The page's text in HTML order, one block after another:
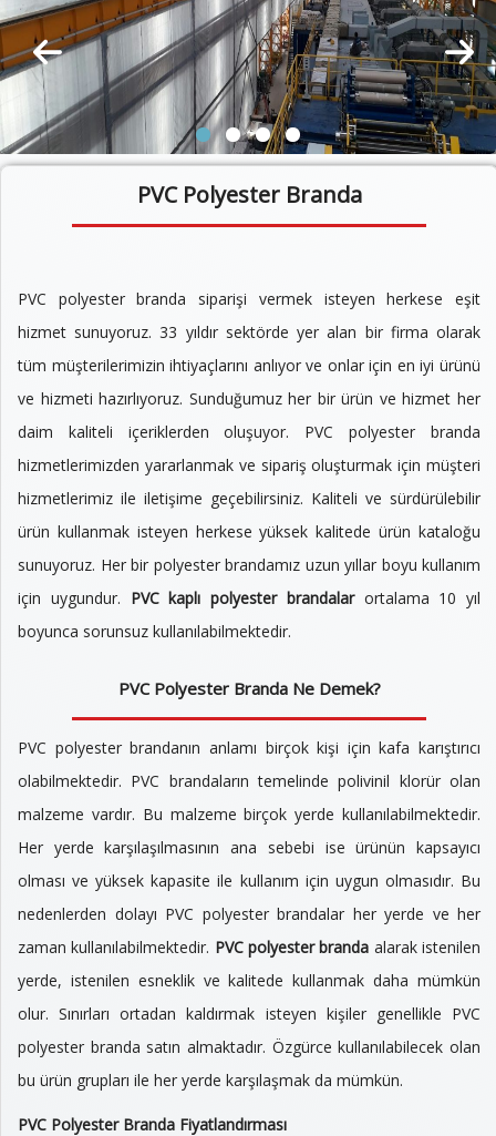
PVC Polyester Branda
PVC polyester branda siparişi vermek isteyen herkese eşit
hizmet sunuyoruz. 33 yıldır sektörde yer alan bir firma olarak
tüm müşterilerimizin ihtiyaçlarını anlıyor ve onlar için en iyi ürünü
ve hizmeti hazırlıyoruz. Sunduğumuz her bir ürün ve hizmet her
daim kaliteli içeriklerden oluşuyor. PVC polyester branda
hizmetlerimizden yararlanmak ve sipariş oluşturmak için müşteri
hizmetlerimiz ile iletişime geçebilirsiniz. Kaliteli ve sürdürülebilir
ürün kullanmak isteyen herkese yüksek kalitede ürün kataloğu
sunuyoruz. Her bir polyester brandamız uzun yıllar boyu kullanım
için uygundur. PVC kaplı polyester brandalarortalama 10 yıl
boyunca sorunsuz kullanılabilmektedir.
PVC Polyester Branda Ne Demek?
PVC polyester brandanın anlamı birçok kişi için kafa karıştırıcı
olabilmektedir. PVC brandaların temelinde polivinil klorür olan
malzeme vardır. Bu malzeme birçok yerde kullanılabilmektedir.
Her yerde karşılaşılmasının ana sebebi ise ürünün kapsayıcı
olması ve yüksek kapasite ile kullanım için uygun olmasıdır. Bu
nedenlerden dolayı PVC polyester brandalar her yerde ve her
zaman kullanılabilmektedir. PVC polyester branda alarak istenilen
yerde, istenilen esneklik ve kalitede kullanmak daha mümkün
olur. Sınırları ortadan kaldırmak isteyen kişiler genellikle PVC
polyester branda satın almaktadır. Özgürce kullanılabilecek olan
bu ürün grupları ile her yerde karşılaşmak da mümkün.
PVC Polyester Branda Fiyatlandırması